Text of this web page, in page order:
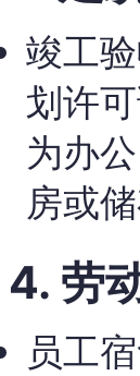
竣工
划许
为办
房或
4. 劳
员工